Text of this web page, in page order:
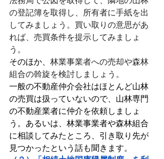
の登記簿を取得し、所有者に手紙を出
してみましょう。買い取りの意思があ
れば、売買条件を提示してみましょ
う。
そのほか、 林業事業者への売却や森林
組合の斡旋を検討しましょう。
一般の不動産仲介会社はほとんど山林
の売買は扱っていないので、山林専門
の不動産業者に仲介を依頼しましょ
う。あるいは、林業事業者や森林組合
に相談してみたところ、引き取り先が
見つかったという話も聞きます。